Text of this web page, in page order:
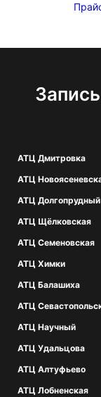
АТЦ Дмитровка
АТЦ
АТЦ Долгопрудный
АТЦ Щёлковская
АТЦ Семеновская
АТЦ Химки
АТЦ Балашиха
АТЦ
АТЦ Научный
АТЦ Удальцова
АТЦ Алтуфьево
АТЦ Лобненская